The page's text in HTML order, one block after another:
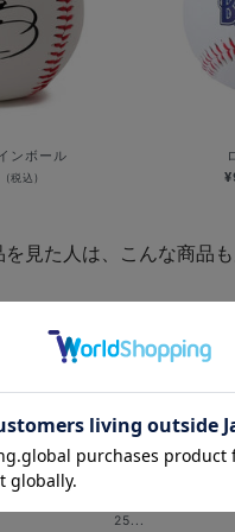
ンボール
(税込)
を見た人は、こんな商品
25...